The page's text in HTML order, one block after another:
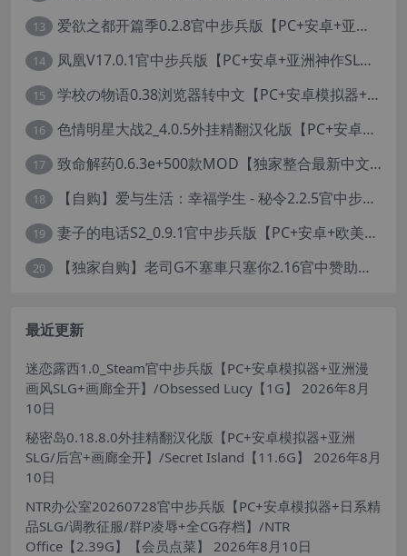
13 爱欲之都开篇季0.2.8官中步兵版【PC+安卓+亚洲神作SLG+画廊全开】/City Lights Love Bites Season 0【21.7G】
14 凤凰V17.0.1官中步兵版【PC+安卓+亚洲神作SLG+高级赞助版+画廊全开】/Phoenixes【6.5G】
15 学校の物语0.38浏览器转中文【PC+安卓模拟器+亚洲风HTML/精品真人沙盒+存档】/学校物语/Gakko No Monogatari - School Story【37G】
16 色情明星大战2_4.0.5外挂精翻汉化版【PC+安卓模拟器+真人卡牌SLG/无码+作弊】/Pornstar Battle II【8.58G】
17 致命解药0.6.3e+500款MOD【独家整合最新中文MOD管理器+在线下载N网全部MOD】/The Killing Antidote Ver0.6.3d MOD Ver2026.2.4
18 【自购】爱与生活：幸福学生 - 秘令2.2.5官中步兵版【PC+安卓模拟器+日系养成SLG+全CG存档】/Love n Life: Happy Student【7.5G】
19 妻子的电话S2_0.9.1官中步兵版【PC+安卓+欧美真人SLG/NTR】/A Wife’s Phone S2【18.1G】
20 【独家自购】老司G不塞車只塞你2.16官中赞助版【PC+安卓模拟器+神作SLG/步兵+全CG存档】/Ride Me, Taxi Driver【3.76G】【会员专享】
最近更新
迷恋露西1.0_Steam官中步兵版【PC+安卓模拟器+亚洲漫
画风SLG+画廊全开】/Obsessed Lucy【1G】
2026年8月
10日
秘密岛0.18.8.0外挂精翻汉化版【PC+安卓模拟器+亚洲
SLG/后宫+画廊全开】/Secret Island【11.6G】
2026年8月
10日
NTR办公室20260728官中步兵版【PC+安卓模拟器+日系精
品SLG/调教征服/群P凌辱+全CG存档】/NTR
Office【2.39G】【会员点菜】
2026年8月10日